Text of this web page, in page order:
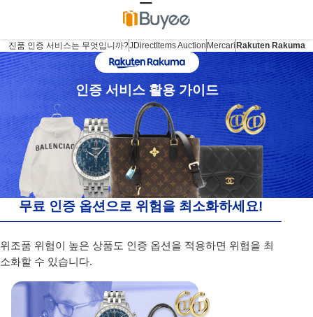
진품 인증 서비스는 무엇입니까?JDirectItems Auction Mercari Rakuten Rakuma
인증 서비스 활용 가이드
무료 인증 옵션으로 위험을 최소화하세요!
위조품 위험이 높은 상품도 인증 옵션을 적용하면 위험을 최
소화할 수 있습니다.